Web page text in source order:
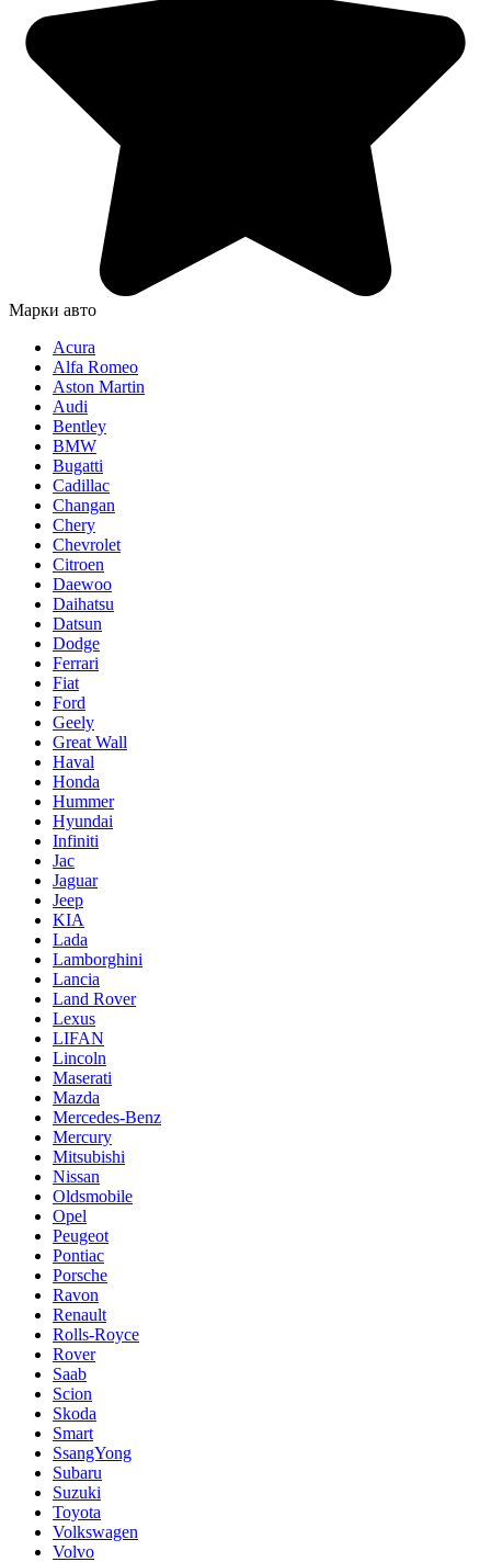
Марки авто
Acura
Alfa Romeo
Aston Martin
Audi
Bentley
BMW
Bugatti
Cadillac
Changan
Chery
Chevrolet
Citroen
Daewoo
Daihatsu
Datsun
Dodge
Ferrari
Fiat
Ford
Geely
Great Wall
Haval
Honda
Hummer
Hyundai
Infiniti
Jac
Jaguar
Jeep
KIA
Lada
Lamborghini
Lancia
Land Rover
Lexus
LIFAN
Lincoln
Maserati
Mazda
Mercedes-Benz
Mercury
Mitsubishi
Nissan
Oldsmobile
Opel
Peugeot
Pontiac
Porsche
Ravon
Renault
Rolls-Royce
Rover
Saab
Scion
Skoda
Smart
SsangYong
Subaru
Suzuki
Toyota
Volkswagen
Volvo